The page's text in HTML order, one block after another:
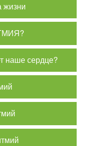
жизни
наше сердце?